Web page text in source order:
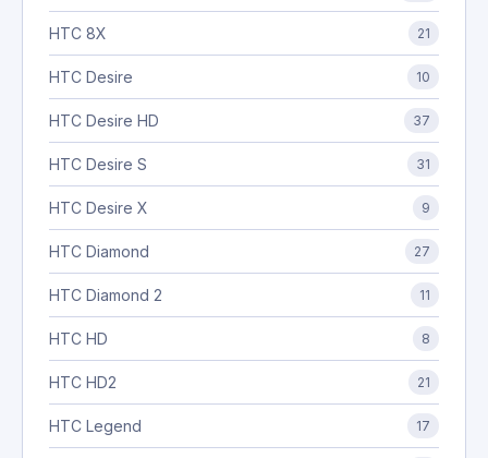
HTC 8X 21
HTC Desire 10
HTC Desire HD 37
HTC Desire S 31
HTC Desire X 9
HTC Diamond 27
HTC Diamond 2 11
HTC HD 8
HTC HD2 21
HTC Legend 17